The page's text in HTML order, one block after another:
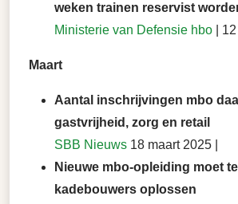
weken trainen reservist
Ministerie van Defensie hbo |
Maart
Aantal inschrijvingen mbo
gastvrijheid, zorg en retail
SBB Nieuws 18 maart 2025 |
Nieuwe mbo-opleiding moet
kadebouwers oplossen